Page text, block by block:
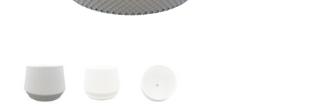
Prekių pristatymo taisyklės